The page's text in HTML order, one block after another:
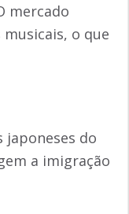
mercado
o que
japoneses do
a imigração